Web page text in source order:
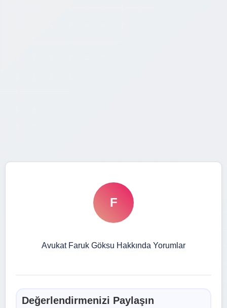
F
Avukat Faruk Göksu Hakkında Yorumlar
Değerlendirmenizi Paylaşın